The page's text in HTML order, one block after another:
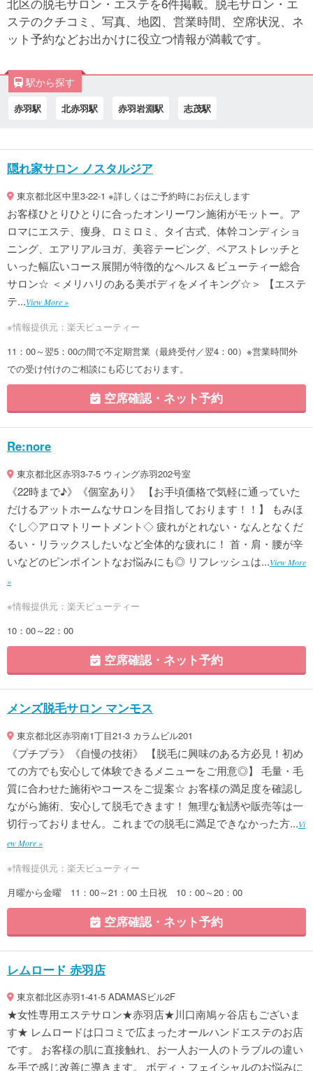
ステのクチコミ、写真、地図、営業時間、空席状況、ネ
ット予約などお出かけに役立つ情報が満載です。
駅から探す
赤羽駅 北赤羽駅 赤羽岩淵駅 志茂駅
隠れ家サロン ノスタルジア
東京都北区中里3-22-1 ※詳しくはご予約時にお伝えします
お客様ひとりひとりに合ったオンリーワン施術がモットー。ア
ロマにエステ、痩身、ロミロミ、タイ古式、体幹コンディショ
ニング、エアリアルヨガ、美容テーピング、ペアストレッチと
いった幅広いコース展開が特徴的なヘルス＆ビューティー総合
サロン☆ ＜メリハリのある美ボディをメイキング☆＞ 【エステ
テ...View More »
※情報提供元：楽天ビューティー
11：00～翌5：00の間で不定期営業（最終受付／翌4：00）※営業時間外
での受け付けのご相談にも応じております。
空席確認・ネット予約
Re:nore
東京都北区赤羽3-7-5 ウィング赤羽202号室
《22時まで♪》《個室あり》 【お手頃価格で気軽に通っていた
だけるアットホームなサロンを目指しております！！】 もみほ
ぐし◇アロマトリートメント◇ 疲れがとれない・なんとなくだ
るい・リラックスしたいなど全体的な疲れに！ 首・肩・腰が辛
いなどのピンポイントなお悩みにも◎ リフレッシュは...View More
»
※情報提供元：楽天ビューティー
10：00～22：00
空席確認・ネット予約
メンズ脱毛サロン マンモス
東京都北区赤羽南1丁目21-3 カラムビル201
《プチプラ》《自慢の技術》 【脱毛に興味のある方必見！初め
ての方でも安心して体験できるメニューをご用意◎】 毛量・毛
質に合わせた施術やコースをご提案☆ お客様の満足度を確認し
ながら施術、安心して脱毛できます！ 無理な勧誘や販売等は一
切行っておりません。これまでの脱毛に満足できなかった方...Vi
ew More »
※情報提供元：楽天ビューティー
月曜から金曜 11：00～21：00 土日祝 10：00～20：00
空席確認・ネット予約
レムロード 赤羽店
東京都北区赤羽1-41-5 ADAMASビル2F
★女性専用エステサロン★赤羽店★川口南鳩ヶ谷店もございま
す★ レムロードは口コミで広まったオールハンドエステのお店
です。 お客様の肌に直接触れ、お一人お一人のトラブルの違い
を手で感じ改善に導きます。 ボディ・フェイシャルのお悩みに